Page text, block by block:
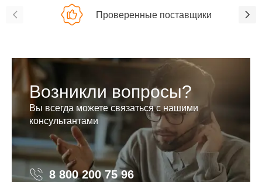
Проверенные поставщики
Возникли вопросы?
Вы всегда можете связаться с нашими
консультантами
8 800 200 75 96 8 800 200 75 96